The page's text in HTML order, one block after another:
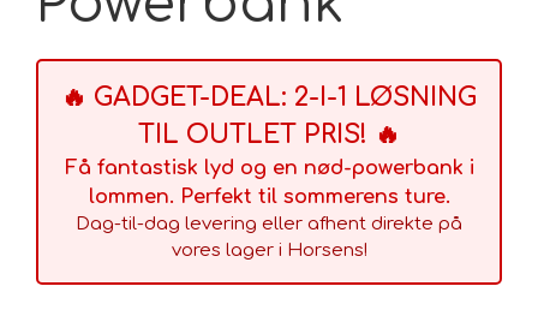
• Opladning af etuiet (powerbank): ved at bruge alle
end 1A.
Link Til Dansk brugermanualF9-DK.pdf
🔥 GADGET-DEAL: 2-I-1 LØSNING
TIL OUTLET PRIS! 🔥
Få fantastisk lyd og en nød-powerbank i
lommen. Perfekt til sommerens ture.
Dag-til-dag levering eller afhent direkte på
vores lager i Horsens!